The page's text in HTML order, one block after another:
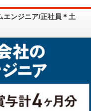
エンジニア/正社員＊土